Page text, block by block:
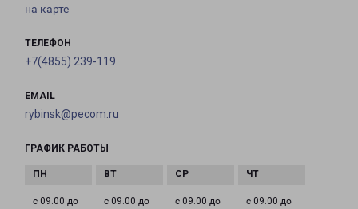
на карте
ТЕЛЕФОН
+7(4855) 239-119
EMAIL
rybinsk@pecom.ru
ГРАФИК РАБОТЫ
с 09:00 до
с 09:00 до
с 09:00 до
с 09:00 до